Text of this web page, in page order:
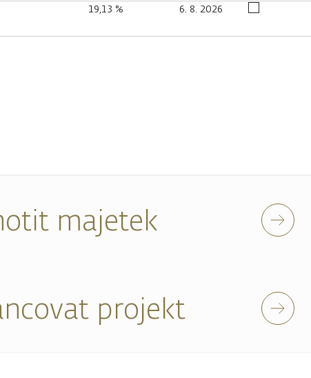
19,13 % 6. 8. 2026
majetek
projekt